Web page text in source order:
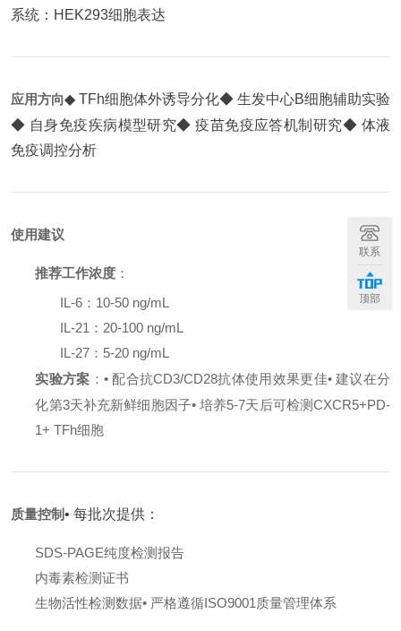
系统：HEK293细胞表达
应用方向◆ TFh细胞体外诱导分化◆ 生发中心B细胞辅助实验
◆ 自身免疫疾病模型研究◆ 疫苗免疫应答机制研究◆ 体液
免疫调控分析
使用建议
推荐工作浓度 ：
IL-6：10-50 ng/mL
IL-21：20-100 ng/mL
IL-27：5-20 ng/mL
实验方案 ： • 配合抗CD3/CD28抗体使用效果更佳• 建议在分
化第3天补充新鲜细胞因子• 培养5-7天后可检测CXCR5+PD-
1+ TFh细胞
质量控制• 每批次提供：
SDS-PAGE纯度检测报告
内毒素检测证书
生物活性检测数据• 严格遵循ISO9001质量管理体系
联系
顶部